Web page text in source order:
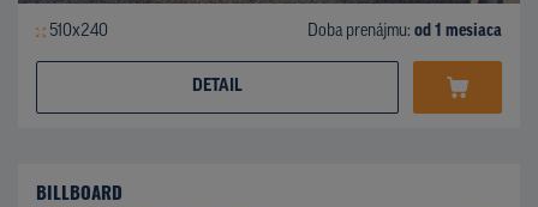
510x240 Doba prenájmu: od 1 mesiaca
DETAIL
BILLBOARD